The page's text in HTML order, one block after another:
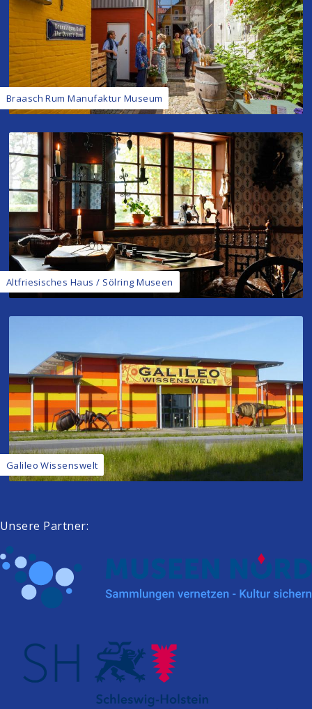
Braasch Rum Manufaktur Museum
Altfriesisches Haus / Sölring Museen
Galileo Wissenswelt
Unsere Partner: